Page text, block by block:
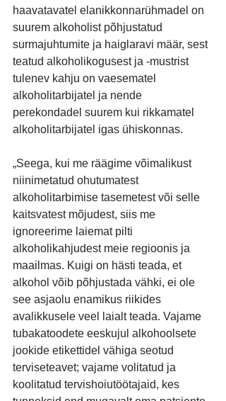
haavatavatel elanikkonnarühmadel on
suurem alkoholist põhjustatud
surmajuhtumite ja haiglaravi määr, sest
teatud alkoholikogusest ja -mustrist
tulenev kahju on vaesematel
alkoholitarbijatel ja nende
perekondadel suurem kui rikkamatel
alkoholitarbijatel igas ühiskonnas.
„Seega, kui me räägime võimalikust
niinimetatud ohutumatest
alkoholitarbimise tasemetest või selle
kaitsvatest mõjudest, siis me
ignoreerime laiemat pilti
alkoholikahjudest meie regioonis ja
maailmas. Kuigi on hästi teada, et
alkohol võib põhjustada vähki, ei ole
see asjaolu enamikus riikides
avalikkusele veel laialt teada. Vajame
tubakatoodete eeskujul alkohoolsete
jookide etikettidel vähiga seotud
terviseteavet; vajame volitatud ja
koolitatud tervishoiutöötajaid, kes